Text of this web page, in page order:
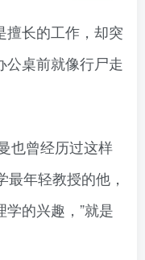
擅长的工作，却突
公桌前就像行尸走
也曾经历过这样
年轻教授的他，
的兴趣，”就是